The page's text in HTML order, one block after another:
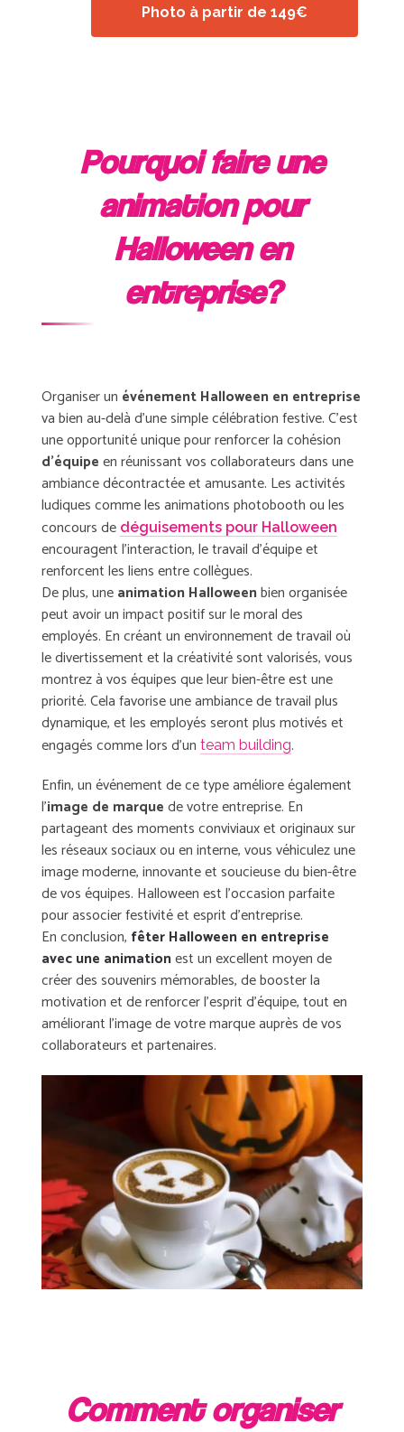
Photo à partir de 149€
Pourquoi faire une
animation pour
Halloween en
entreprise?
Organiser un événement Halloween en entreprise
va bien au-delà d’une simple célébration festive. C’est
une opportunité unique pour renforcer la cohésion
d’équipeen réunissant vos collaborateurs dans une
ambiance décontractée et amusante. Les activités
ludiques comme les animations photobooth ou les
concours de déguisements pour Halloween
encouragent l’interaction, le travail d’équipe et
renforcent les liens entre collègues.
De plus, uneanimation Halloweenbien organisée
peut avoir un impact positif sur le moral des
employés. En créant un environnement de travail où
le divertissement et la créativité sont valorisés, vous
montrez à vos équipes que leur bien-être est une
priorité. Cela favorise une ambiance de travail plus
dynamique, et les employés seront plus motivés et
engagés comme lors d’un team building.
Enfin, un événement de ce type améliore également
l’image de marquede votre entreprise. En
partageant des moments conviviaux et originaux sur
les réseaux sociaux ou en interne, vous véhiculez une
image moderne, innovante et soucieuse du bien-être
de vos équipes. Halloween est l’occasion parfaite
pour associer festivité et esprit d’entreprise.
En conclusion, fêter Halloween en entreprise
avec une animationest un excellent moyen de
créer des souvenirs mémorables, de booster la
motivation et de renforcer l’esprit d’équipe, tout en
améliorant l’image de votre marque auprès de vos
collaborateurs et partenaires.
Comment organiser